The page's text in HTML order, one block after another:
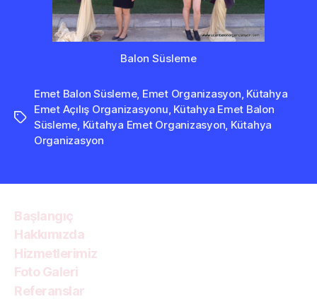
Balon Süsleme
Etiketler
Emet Balon Süsleme, Emet Organizasyon, Kütahya
Emet Açılış Organizasyonu, Kütahya Emet Balon
Süsleme, Kütahya Emet Organizasyon, Kütahya
Organizasyon
Başlangıç
Hakkımızda
Hizmetlerimiz
Foto Galeri
Referanslar